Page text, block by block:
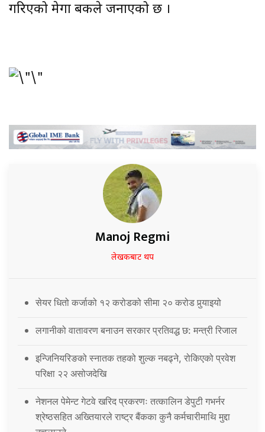
गरिएको मेगा बैंकले जनाएको छ ।
Manoj Regmi
लेखकबाट थप
सेयर धितो कर्जाको १२ करोडको सीमा २० करोड पुर्‍याइयो
लगानीको वातावरण बनाउन सरकार प्रतिवद्ध छ: मन्त्री रिजाल
इन्जिनियरिङको स्नातक तहको शुल्क नबढ्ने, रोकिएको प्रवेश
परिक्षा २२ असोजदेखि
नेशनल पेमेन्ट गेटवे खरिद प्रकरणः तत्कालिन डेपुटी गभर्नर
श्रेष्ठसहित अख्तियारले राष्ट्र बैंकका कुनै कर्मचारीमाथि मुद्दा